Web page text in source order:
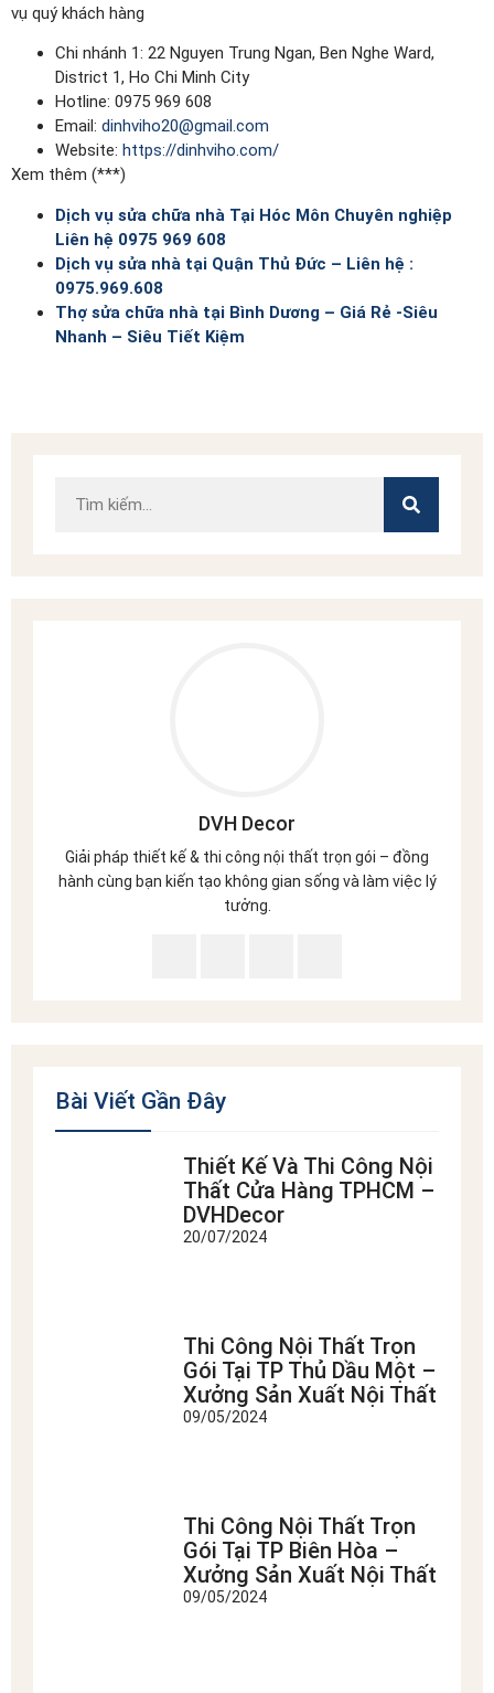
vụ quý khách hàng
Chi nhánh 1: 22 Nguyen Trung Ngan, Ben Nghe Ward,
District 1, Ho Chi Minh City
Hotline: 0975 969 608
Email: dinhviho20@gmail.com
Website: https://dinhviho.com/
Xem thêm (***)
Dịch vụ sửa chữa nhà Tại Hóc Môn Chuyên nghiệp
Liên hệ 0975 969 608
Dịch vụ sửa nhà tại Quận Thủ Đức – Liên hệ :
0975.969.608
Thợ sửa chữa nhà tại Bình Dương – Giá Rẻ -Siêu
Nhanh – Siêu Tiết Kiệm
DVH Decor
Giải pháp thiết kế & thi công nội thất trọn gói – đồng
hành cùng bạn kiến tạo không gian sống và làm việc lý
tưởng.
Bài Viết Gần Đây
Thiết Kế Và Thi Công Nội
Thất Cửa Hàng TPHCM –
DVHDecor
20/07/2024
Thi Công Nội Thất Trọn
Gói Tại TP Thủ Dầu Một –
Xưởng Sản Xuất Nội Thất
09/05/2024
Thi Công Nội Thất Trọn
Gói Tại TP Biên Hòa –
Xưởng Sản Xuất Nội Thất
09/05/2024